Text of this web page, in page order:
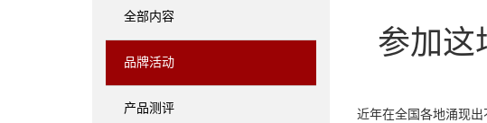
全部内容
品牌活动
产品测评
参加这
近年在全国各地涌现